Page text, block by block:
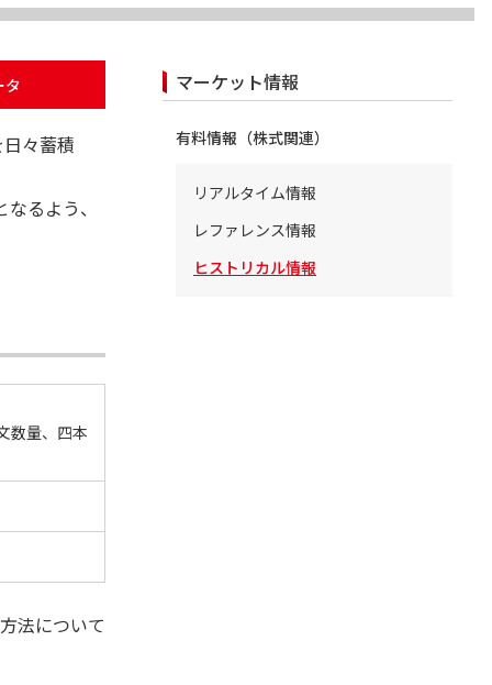
タ
々蓄積
るよう、
数量、四本
法について
マーケット情報
有料情報（株式関連）
リアルタイム情報
レファレンス情報
ヒストリカル情報